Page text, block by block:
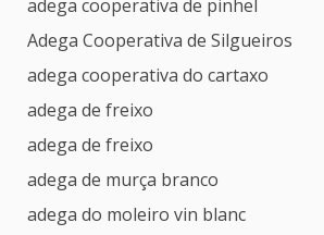
adega cooperativa de pinhel
Adega Cooperativa de Silgueiros
adega cooperativa do cartaxo
adega de freixo
adega de freixo
adega de murça branco
adega do moleiro vin blanc